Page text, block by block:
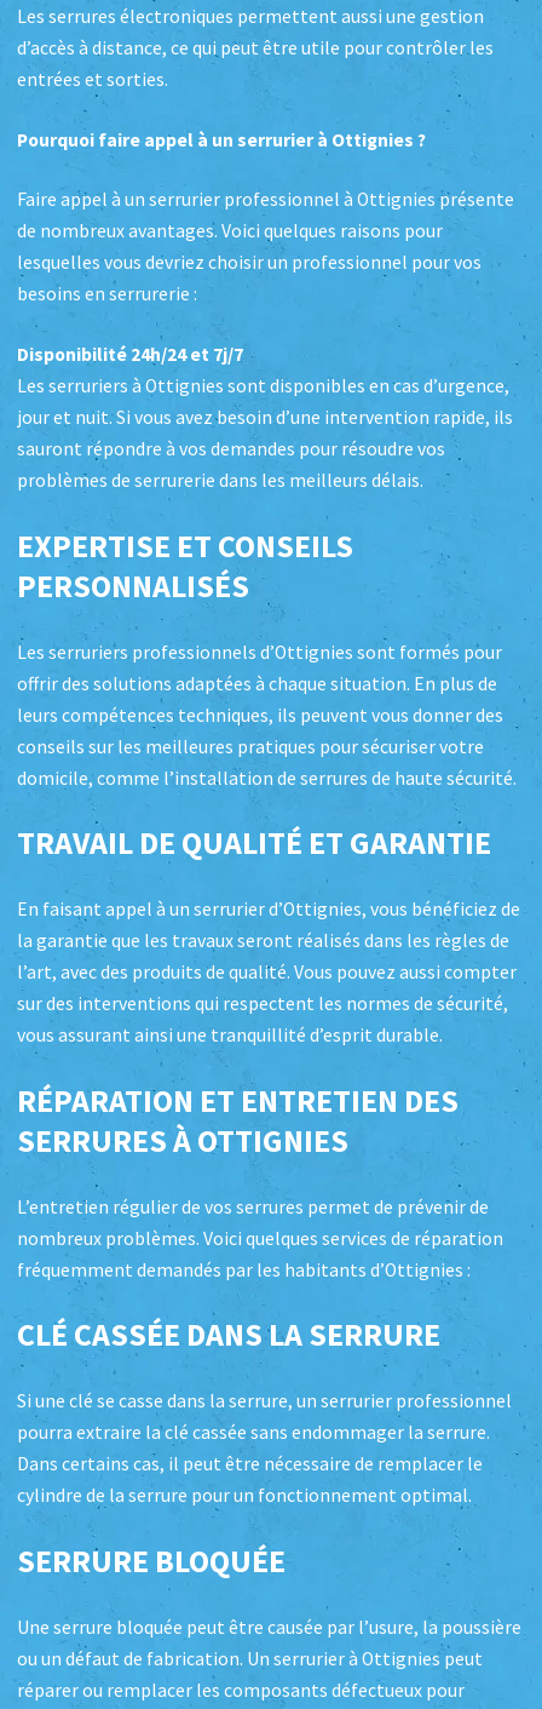
Les serrures électroniques permettent aussi une gestion
d’accès à distance, ce qui peut être utile pour contrôler les
entrées et sorties.
Pourquoi faire appel à un serrurier à Ottignies ?
Faire appel à un serrurier professionnel à Ottignies présente
de nombreux avantages. Voici quelques raisons pour
lesquelles vous devriez choisir un professionnel pour vos
besoins en serrurerie :
Disponibilité 24h/24 et 7j/7
Les serruriers à Ottignies sont disponibles en cas d’urgence,
jour et nuit. Si vous avez besoin d’une intervention rapide, ils
sauront répondre à vos demandes pour résoudre vos
problèmes de serrurerie dans les meilleurs délais.
EXPERTISE ET CONSEILS
PERSONNALISÉS
Les serruriers professionnels d’Ottignies sont formés pour
offrir des solutions adaptées à chaque situation. En plus de
leurs compétences techniques, ils peuvent vous donner des
conseils sur les meilleures pratiques pour sécuriser votre
domicile, comme l’installation de serrures de haute sécurité.
TRAVAIL DE QUALITÉ ET GARANTIE
En faisant appel à un serrurier d’Ottignies, vous bénéficiez de
la garantie que les travaux seront réalisés dans les règles de
l’art, avec des produits de qualité. Vous pouvez aussi compter
sur des interventions qui respectent les normes de sécurité,
vous assurant ainsi une tranquillité d’esprit durable.
RÉPARATION ET ENTRETIEN DES
SERRURES À OTTIGNIES
L’entretien régulier de vos serrures permet de prévenir de
nombreux problèmes. Voici quelques services de réparation
fréquemment demandés par les habitants d’Ottignies :
CLÉ CASSÉE DANS LA SERRURE
Si une clé se casse dans la serrure, un serrurier professionnel
pourra extraire la clé cassée sans endommager la serrure.
Dans certains cas, il peut être nécessaire de remplacer le
cylindre de la serrure pour un fonctionnement optimal.
SERRURE BLOQUÉE
Une serrure bloquée peut être causée par l’usure, la poussière
ou un défaut de fabrication. Un serrurier à Ottignies peut
réparer ou remplacer les composants défectueux pour